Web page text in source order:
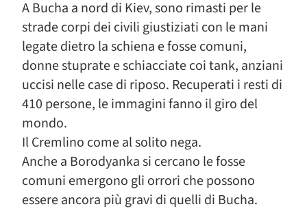
A Bucha a nord di Kiev, sono rimasti per le
strade corpi dei civili giustiziati con le mani
legate dietro la schiena e fosse comuni,
donne stuprate e schiacciate coi tank, anziani
uccisi nelle case di riposo. Recuperati i resti di
410 persone, le immagini fanno il giro del
mondo.
Il Cremlino come al solito nega.
Anche a Borodyanka si cercano le fosse
comuni emergono gli orrori che possono
essere ancora più gravi di quelli di Bucha.